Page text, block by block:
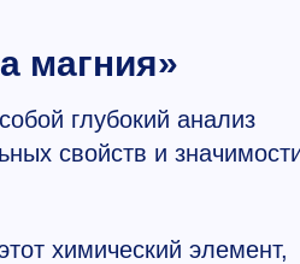
магния»
глубокий анализ
свойств и
химический элемент,